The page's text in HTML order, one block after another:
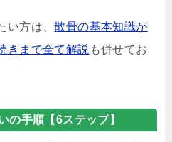
い方は、散骨の基本知識が
きまで全て解説 も併せてお
の手順【6ステップ】